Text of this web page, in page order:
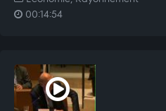
00:14:54